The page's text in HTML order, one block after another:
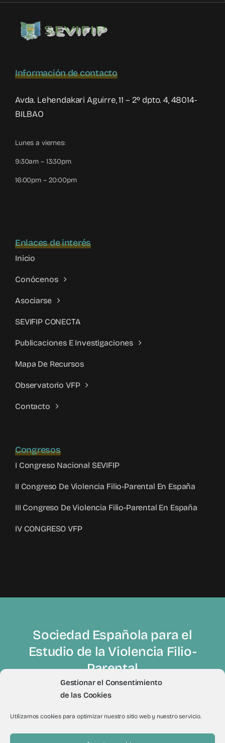
Gestionar el Consentimiento
de las Cookies
Utilizamos cookies para optimizar nuestro sitio web y nuestro servicio.
COMPRENSIÓN
Información de contacto
Avda. Lehendakari Aguirre, 11 – 2º dpto. 4, 48014-
BILBAO
Lunes a viernes:
9:30am – 13:30pm
16:00pm – 20:00pm
Enlaces de interés
Inicio
Conócenos
Asociarse
SEVIFIP CONECTA
Publicaciones E Investigaciones
Mapa De Recursos
Observatorio VFP
Contacto
Congresos
I Congreso Nacional SEVIFIP
II Congreso De Violencia Filio-Parental En España
III Congreso De Violencia Filio-Parental En España
IV CONGRESO VFP
Sociedad Española para el
Estudio de la Violencia Filio-
Parental